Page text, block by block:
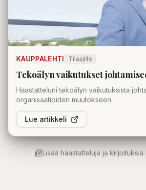
KAUPPALEHTI Tilaajille
Tekoälyn vaikutukset
Haastatteluni tekoälyn vaikutuksista
organisaatioiden muutokseen.
Lue artikkeli
Lisää haastatteluja ja